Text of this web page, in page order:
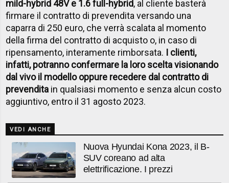
mild-hybrid 48V e 1.6 full-hybrid, al cliente basterà
firmare il contratto di prevendita versando una
caparra di 250 euro, che verrà scalata al momento
della firma del contratto di acquisto o, in caso di
ripensamento, interamente rimborsata. I clienti,
infatti, potranno confermare la loro scelta visionando
dal vivo il modello oppure recedere dal contratto di
prevendita in qualsiasi momento e senza alcun costo
aggiuntivo, entro il 31 agosto 2023.
VEDI ANCHE
Nuova Hyundai Kona 2023, il B-
SUV coreano ad alta
elettrificazione. I prezzi